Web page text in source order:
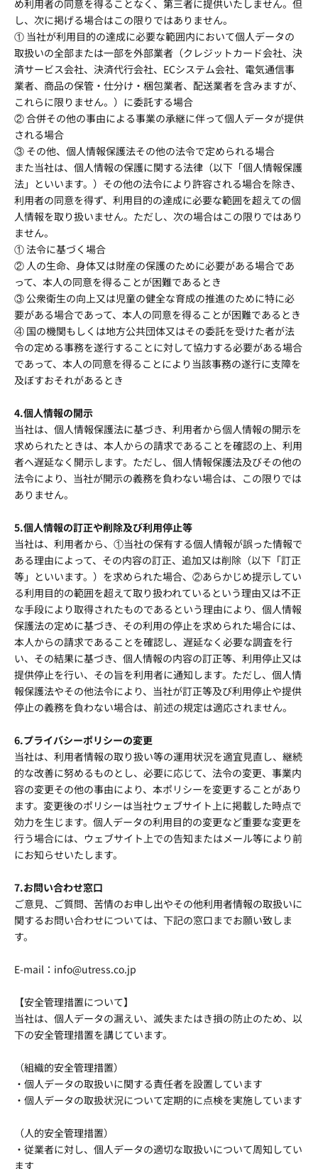
め利用者の同意を得ることなく、第三者に提供いたしません。但
し、次に掲げる場合はこの限りではありません。
① 当社が利用目的の達成に必要な範囲内において個人データの
取扱いの全部または一部を外部業者（クレジットカード会社、決
済サービス会社、決済代行会社、ECシステム会社、電気通信事
業者、商品の保管・仕分け・梱包業者、配送業者を含みますが、
これらに限りません。）に委託する場合
② 合併その他の事由による事業の承継に伴って個人データが提供
される場合
③ その他、個人情報保護法その他の法令で定められる場合
また当社は、個人情報の保護に関する法律（以下「個人情報保護
法」といいます。）その他の法令により許容される場合を除き、
利用者の同意を得ず、利用目的の達成に必要な範囲を超えての個
人情報を取り扱いません。ただし、次の場合はこの限りではあり
ません。
① 法令に基づく場合
② 人の生命、身体又は財産の保護のために必要がある場合であ
って、本人の同意を得ることが困難であるとき
③ 公衆衛生の向上又は児童の健全な育成の推進のために特に必
要がある場合であって、本人の同意を得ることが困難であるとき
④ 国の機関もしくは地方公共団体又はその委託を受けた者が法
令の定める事務を遂行することに対して協力する必要がある場合
であって、本人の同意を得ることにより当該事務の遂行に支障を
及ぼすおそれがあるとき
4.個人情報の開示
当社は、個人情報保護法に基づき、利用者から個人情報の開示を
求められたときは、本人からの請求であることを確認の上、利用
者へ遅延なく開示します。ただし、個人情報保護法及びその他の
法令により、当社が開示の義務を負わない場合は、この限りでは
ありません。
5.個人情報の訂正や削除及び利用停止等
当社は、利用者から、①当社の保有する個人情報が誤った情報で
ある理由によって、その内容の訂正、追加又は削除（以下「訂正
等」といいます。）を求められた場合、②あらかじめ提示してい
る利用目的の範囲を超えて取り扱われているという理由又は不正
な手段により取得されたものであるという理由により、個人情報
保護法の定めに基づき、その利用の停止を求められた場合には、
本人からの請求であることを確認し、遅延なく必要な調査を行
い、その結果に基づき、個人情報の内容の訂正等、利用停止又は
提供停止を行い、その旨を利用者に通知します。ただし、個人情
報保護法やその他法令により、当社が訂正等及び利用停止や提供
停止の義務を負わない場合は、前述の規定は適応されません。
6.プライバシーポリシーの変更
当社は、利用者情報の取り扱い等の運用状況を適宜見直し、継続
的な改善に努めるものとし、必要に応じて、法令の変更、事業内
容の変更その他の事由により、本ポリシーを変更することがあり
ます。変更後のポリシーは当社ウェブサイト上に掲載した時点で
効力を生じます。個人データの利用目的の変更など重要な変更を
行う場合には、ウェブサイト上での告知またはメール等により前
にお知らせいたします。
7.お問い合わせ窓口
ご意見、ご質問、苦情のお申し出やその他利用者情報の取扱いに
関するお問い合わせについては、下記の窓口までお願い致しま
す。
E-mail：info@utress.co.jp
【安全管理措置について】
当社は、個人データの漏えい、滅失またはき損の防止のため、 以
下の安全管理措置を講じています。
（組織的安全管理措置）
・個人データの取扱いに関する責任者を設置しています
・個人データの取扱状況について定期的に点検を実施しています
（人的安全管理措置）
・従業者に対し、個人データの適切な取扱いについて周知してい
ます